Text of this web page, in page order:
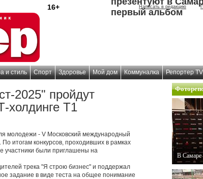
16+ Написать в редакцию
первый альбом
и стиль Спорт Здоровье Мой дом Коммуналка Репортер TV
2025" пройдут
холдинге Т1
молодежи - V Московский международный
итогам конкурсов, проходивших в рамках
участники были приглашены на
трека "Я строю бизнес" и поддержал
задание в виде теста на общее понимание
В Самаре